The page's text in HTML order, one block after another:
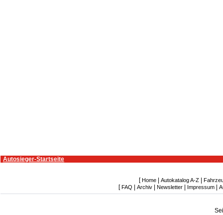
Autosieger-Startseite
[ Home| Autokatalog A-Z|
[ FAQ Archiv Newsletter Impressum